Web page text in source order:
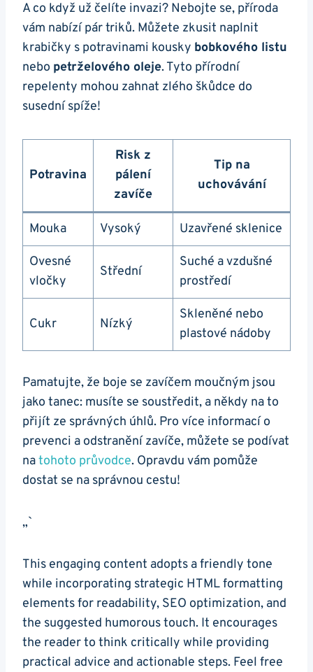
A co když už čelíte invazi? Nebojte se, příroda
vám nabízí pár triků. Můžete​ zkusit naplnit
krabičky‌ s potravinami kousky bobkového listu
nebo petrželového oleje. Tyto přírodní
repelenty mohou zahnat zlého škůdce do
susední spíže!
Potravina
Risk‌ z
pálení
zavíče
Tip na
uchovávání
Mouka Vysoký Uzavřené⁢ sklenice
Ovesné
vločky
Střední
Suché a vzdušné
prostředí
Cukr Nízký
Skleněné nebo
plastové nádoby
Pamatujte, že boje se zavíčem moučným jsou
jako tanec: ​musíte se soustředit, a někdy na to
přijít ze správných úhlů. Pro více informací o
prevenci a odstranění zavíče, můžete se podívat
natohoto⁣ průvodce. Opravdu vám pomůže
dostat se na správnou cestu!
„`
This⁢ engaging content adopts⁤ a friendly tone
while incorporating strategic ​HTML formatting
elements for readability,​ SEO optimization, and
the suggested humorous touch. It encourages
the reader to think critically while providing
practical advice and actionable steps. Feel free